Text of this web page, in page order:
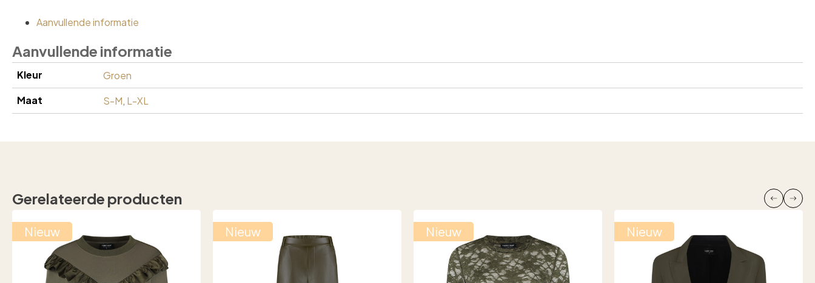
Aanvullende informatie
Aanvullende informatie
Kleur
Groen
Maat
S-M, L-XL
Gerelateerde producten
Nieuw Nieuw Nieuw Nieuw